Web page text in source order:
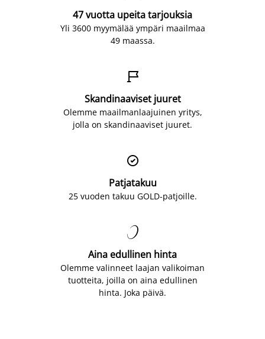
47 vuotta upeita tarjouksia
Yli 3600 myymälää ympäri maailmaa
49 maassa.

Skandinaaviset juuret
Olemme maailmanlaajuinen yritys,
jolla on skandinaaviset juuret.

Patjatakuu
25 vuoden takuu GOLD-patjoille.

Aina edullinen hinta
Olemme valinneet laajan valikoiman
tuotteita, joilla on aina edullinen
hinta. Joka päivä.